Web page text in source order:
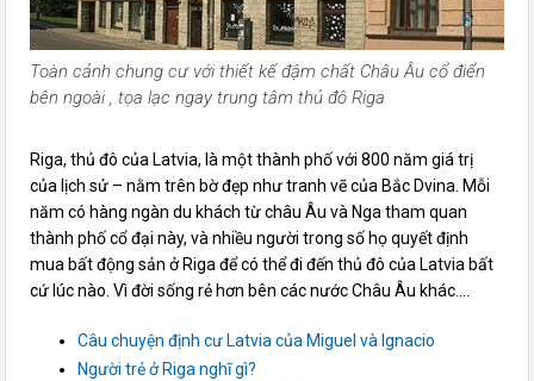
Toàn cảnh chung cư với thiết kế đậm chất Châu Âu cổ điển
bên ngoài , tọa lạc ngay trung tâm thủ đô Riga
Riga, thủ đô của Latvia, là một thành phố với 800 năm giá trị
của lịch sử – nằm trên bờ đẹp như tranh vẽ của Bắc Dvina. Mỗi
năm có hàng ngàn du khách từ châu Âu và Nga tham quan
thành phố cổ đại này, và nhiều người trong số họ quyết định
mua bất động sản ở Riga để có thể đi đến thủ đô của Latvia bất
cứ lúc nào. Vì đời sống rẻ hơn bên các nước Châu Âu khác….
Câu chuyện định cư Latvia của Miguel và Ignacio
Người trẻ ở Riga nghĩ gì?